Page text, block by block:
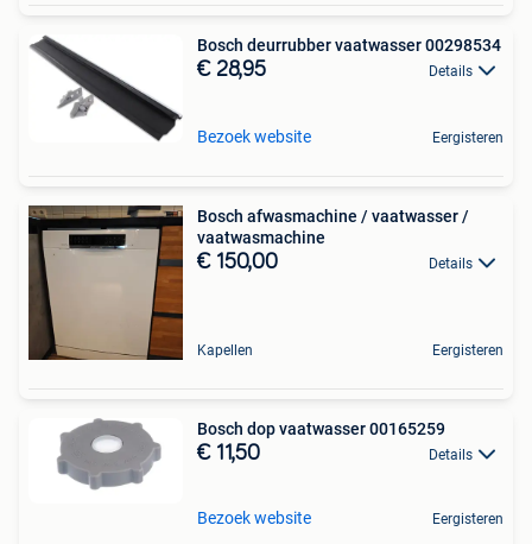
Bosch deurrubber vaatwasser 00298534
€ 28,95 Details
Bezoek website Eergisteren
Bosch afwasmachine / vaatwasser /
vaatwasmachine
€ 150,00 Details
Kapellen Eergisteren
Bosch dop vaatwasser 00165259
€ 11,50 Details
Bezoek website Eergisteren